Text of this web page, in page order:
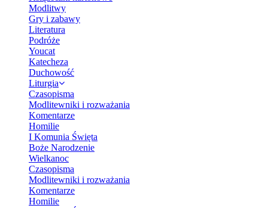
Modlitwy
Gry i zabawy
Literatura
Podróże
Youcat
Katecheza
Duchowość
Liturgia
Czasopisma
Modlitewniki i rozważania
Komentarze
Homilie
I Komunia Święta
Boże Narodzenie
Wielkanoc
Czasopisma
Modlitewniki i rozważania
Komentarze
Homilie